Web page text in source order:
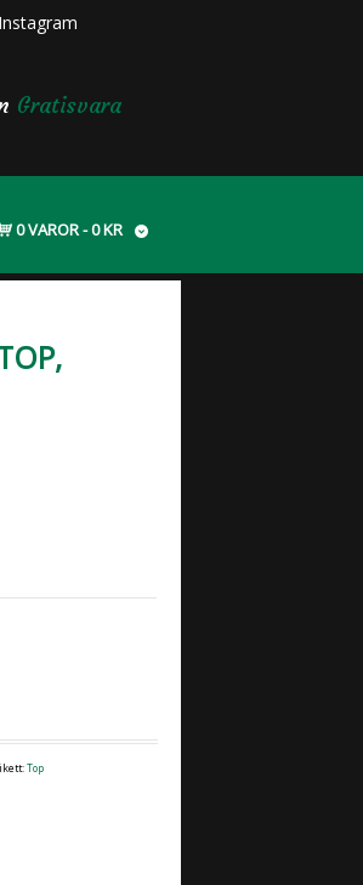
Instagram
Gratisvara
0 VAROR 0 KR
Top